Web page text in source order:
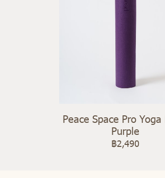
Peace Space Pro
Purple
฿2,490